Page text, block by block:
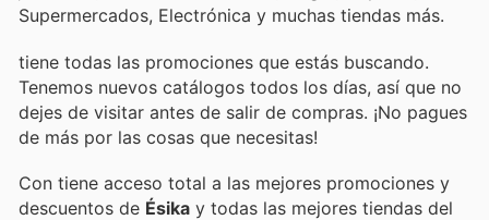
Supermercados, Electrónica y muchas tiendas más.
tiene todas las promociones que estás buscando.
Tenemos nuevos catálogos todos los días, así que no
dejes de visitar antes de salir de compras. ¡No pagues
de más por las cosas que necesitas!
Con tiene acceso total a las mejores promociones y
descuentos de Ésika y todas las mejores tiendas del